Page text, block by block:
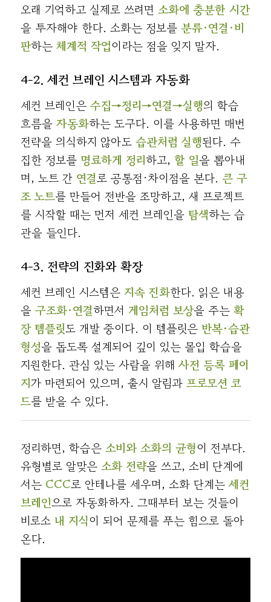
오래 기억하고 실제로 쓰려면 소화에 충분한 시간
을 투자해야 한다. 소화는 정보를 분류·연결·비
판하는 체계적 작업이라는 점을 잊지 말자.
4-2. 세컨 브레인 시스템과 자동화
세컨 브레인은 수집→정리→연결→실행의 학습
흐름을 자동화하는 도구다. 이를 사용하면 매번
전략을 의식하지 않아도 습관처럼 실행된다. 수
집한 정보를 명료하게 정리하고, 할 일을 뽑아내
며, 노트 간 연결로 공통점·차이점을 본다. 큰 구
조 노트를 만들어 전반을 조망하고, 새 프로젝트
를 시작할 때는 먼저 세컨 브레인을 탐색하는 습
관을 들인다.
4-3. 전략의 진화와 확장
세컨 브레인 시스템은 지속 진화한다. 읽은 내용
을 구조화·연결하면서 게임처럼 보상을 주는 확
장 템플릿도 개발 중이다. 이 템플릿은 반복·습관
형성을 돕도록 설계되어 깊이 있는 몰입 학습을
지원한다. 관심 있는 사람을 위해 사전 등록 페이
지가 마련되어 있으며, 출시 알림과 프로모션 코
드를 받을 수 있다.
정리하면, 학습은 소비와 소화의 균형이 전부다.
유형별로 알맞은 소화 전략을 쓰고, 소비 단계에
서는 CCC로 안테나를 세우며, 소화 단계는 세컨
브레인으로 자동화하자. 그때부터 보는 것들이
비로소 내 지식이 되어 문제를 푸는 힘으로 돌아
온다.